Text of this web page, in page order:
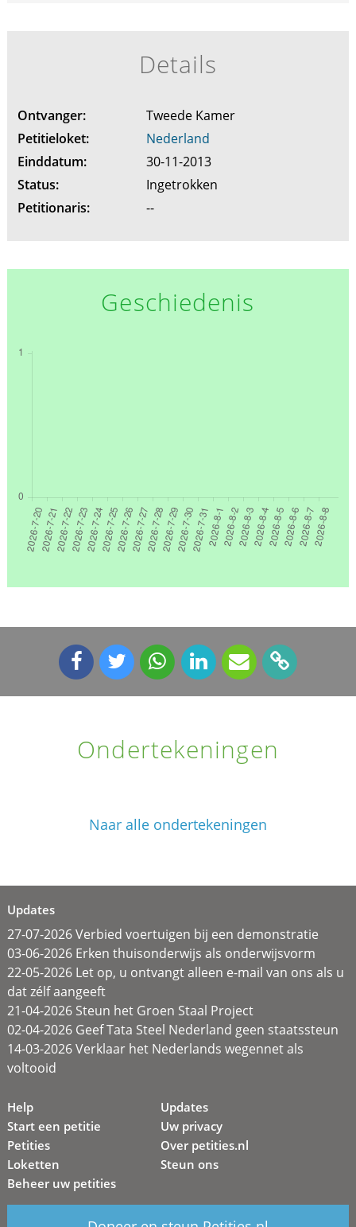
Details
Ontvanger:
Tweede Kamer
Petitieloket:
Nederland
Einddatum:
30-11-2013
Status:
Ingetrokken
Petitionaris:
--
Geschiedenis
Ondertekeningen
Naar alle ondertekeningen
Updates
27-07-2026 Verbied voertuigen bij een demonstratie
03-06-2026 Erken thuisonderwijs als onderwijsvorm
22-05-2026 Let op, u ontvangt alleen e-mail van ons als u
dat zélf aangeeft
21-04-2026 Steun het Groen Staal Project
02-04-2026 Geef Tata Steel Nederland geen staatssteun
14-03-2026 Verklaar het Nederlands wegennet als
voltooid
Help
Start een petitie
Petities
Loketten
Beheer uw petities
Updates
Uw privacy
Over petities.nl
Steun ons